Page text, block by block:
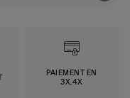
PAIEMENT EN
3X,4X